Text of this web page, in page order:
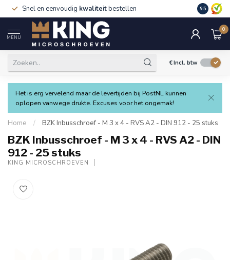
Snel en eenvoudig kwaliteitbestellen 9.5
MENU
0
€Incl. btw
Het is erg vervelend maar de levertijden bij PostNL kunnen
oplopen vanwege drukte. Excuses voor het ongemak!
Home / BZK Inbusschroef - M 3 x 4 - RVS A2 - DIN 912 - 25 stuks
BZK Inbusschroef - M 3 x 4 - RVS A2 - DIN
912 - 25 stuks
KING MICROSCHROEVEN